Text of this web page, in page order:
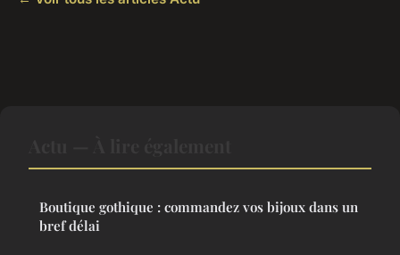
Boutique gothique : commandez vos bijoux dans un
bref délai